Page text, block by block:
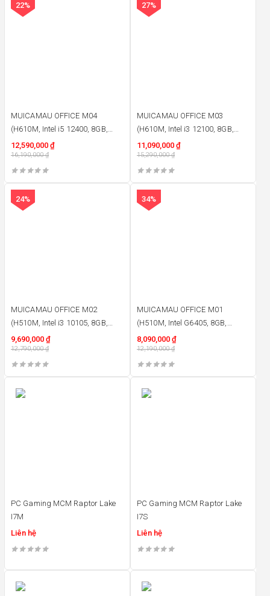
22%
MUICAMAU OFFICE M04
(H610M, Intel i5 12400, 8GB,
500W, 240GB)
12,590,000 ₫
16,190,000₫
27%
MUICAMAU OFFICE M03
(H610M, Intel i3 12100, 8GB,
400W, 240GB)
11,090,000 ₫
15,290,000₫
24%
MUICAMAU OFFICE M02
(H510M, Intel i3 10105, 8GB,
400W, 240GB)
9,690,000 ₫
12,790,000₫
34%
MUICAMAU OFFICE M01
(H510M, Intel G6405, 8GB,
350W, 240GB)
8,090,000 ₫
12,190,000₫
PC Gaming MCM Raptor Lake
I7M
Liên hệ
PC Gaming MCM Raptor Lake
I7S
Liên hệ